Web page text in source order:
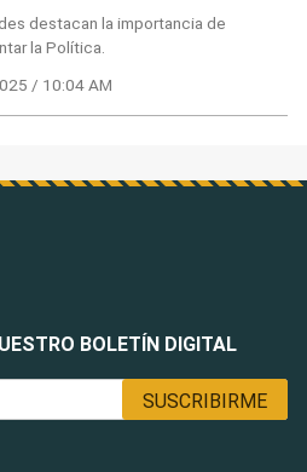
destacan la importancia de
la Política.
/ 10:04 AM
BOLETÍN DIGITAL